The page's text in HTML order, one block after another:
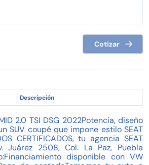
Cotizar
Descripción
2.0 TSI DSG 2022Potencia, diseño
SUV coupé que impone estilo SEAT
CERTIFICADOS, tu agencia SEAT
Juárez 2508, Col. La Paz, Puebla
disponible con VW